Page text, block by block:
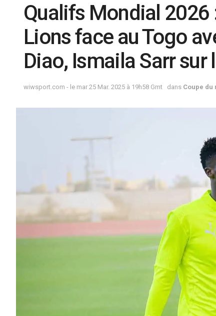
Qualifs Mondial
Lions face au Togo
Diao, Ismaila Sarr sur
wiwsport.com - le mar 25 Mar. 2025 à 19h58 Gmt dans Coupe du